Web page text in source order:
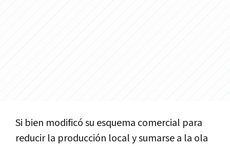
Si bien modificó su esquema comercial para
reducir la producción local y sumarse a la ola